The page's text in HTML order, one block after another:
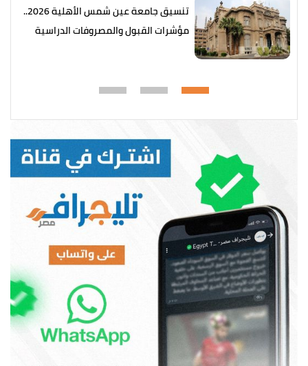
تنسيق جامعة عين شمس الأهلية 2026..
مؤشرات القبول والمصروفات الدراسية